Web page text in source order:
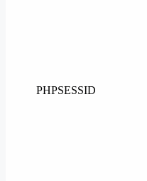
PHPSESSID